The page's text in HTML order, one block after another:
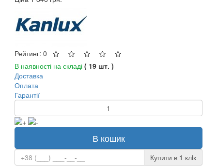
Рейтинг: 0
В наявності на складі ( 19 шт. )
Доставка
Оплата
Гарантії
В кошик
Купити в 1 клiк